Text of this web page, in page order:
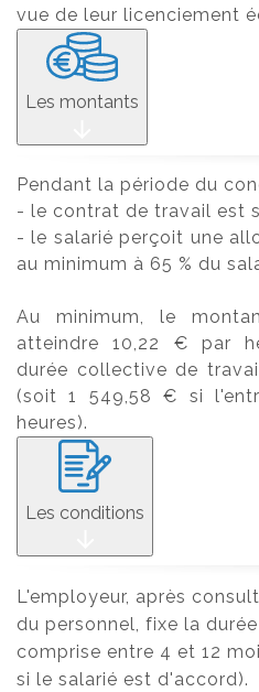
vue de leur licenciement
Les montants
Pendant la période du
- le contrat de travail est
- le salarié perçoit une
au minimum à 65 % du
Au minimum, le
atteindre 10,22 € par
durée collective de
(soit 1 549,58 € si
heures).
Les conditions
L'employeur, après
du personnel, fixe la
comprise entre 4 et 12
si le salarié est d'accord).